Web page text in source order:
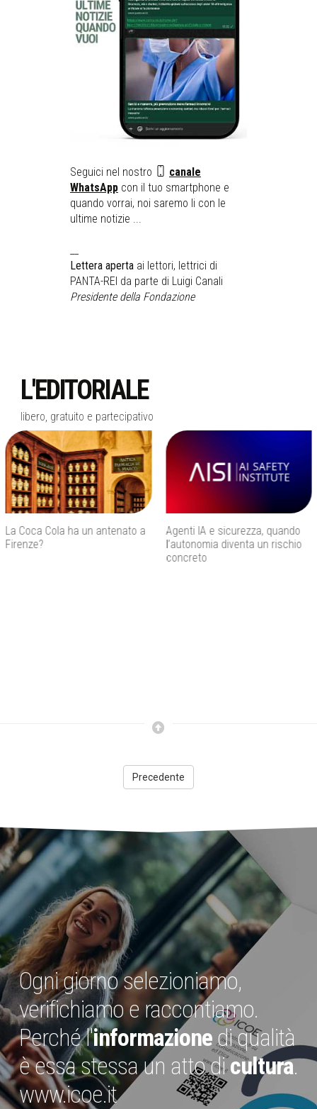
Seguici nel nostro
canale
WhatsApp con il tuo smartphone e
quando vorrai, noi saremo li con le
ultime notizie ...
Lettera aperta ai lettori, lettrici di
PANTA-REI da parte di Luigi Canali
Presidente della Fondazione
L'EDITORIALE
libero, gratuito e partecipativo
La Coca Cola ha un antenato a
Firenze?
Agenti IA e sicurezza, quando
l’autonomia diventa un rischio
concreto
Precedente
Ogni giorno selezioniamo,
verifichiamo e raccontiamo.
Perché l'informazionedi qualità
è essa stessa un atto dicultura.
www.icoe.it